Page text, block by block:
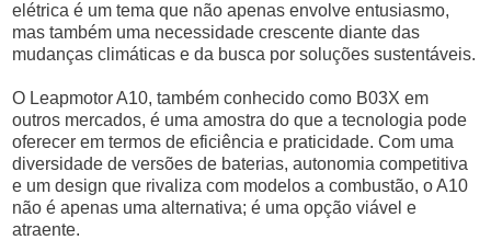
elétrica é um tema que não apenas envolve entusiasmo,
mas também uma necessidade crescente diante das
mudanças climáticas e da busca por soluções sustentáveis.
O Leapmotor A10, também conhecido como B03X em
outros mercados, é uma amostra do que a tecnologia pode
oferecer em termos de eficiência e praticidade. Com uma
diversidade de versões de baterias, autonomia competitiva
e um design que rivaliza com modelos a combustão, o A10
não é apenas uma alternativa; é uma opção viável e
atraente.